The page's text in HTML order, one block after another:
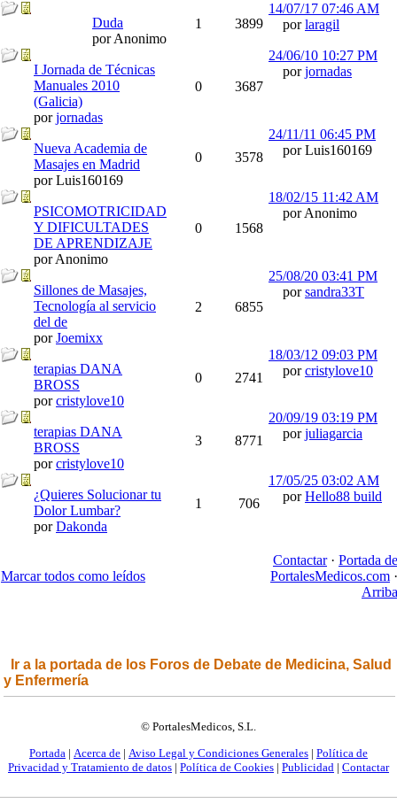
Duda
por Anonimo
1 3899
14/07/17 07:46 AM
porlaragil
I Jornada de Técnicas
Manuales 2010
(Galicia)
porjornadas
0 3687
24/06/10 10:27 PM
porjornadas
Nueva Academia de
Masajes en Madrid
por Luis160169
0 3578
24/11/11 06:45 PM
por Luis160169
PSICOMOTRICIDAD
Y DIFICULTADES
DE APRENDIZAJE
por Anonimo
0 1568
18/02/15 11:42 AM
por Anonimo
Sillones de Masajes,
Tecnología al servicio
del de
porJoemixx
2 6855
25/08/20 03:41 PM
porsandra33T
terapias DANA
BROSS
porcristylove10
0 2741
18/03/12 09:03 PM
porcristylove10
terapias DANA
BROSS
porcristylove10
3 8771
20/09/19 03:19 PM
porjuliagarcia
¿Quieres Solucionar tu
Dolor Lumbar?
porDakonda
1 706
17/05/25 03:02 AM
porHello88 build
Marcar todos como leídos
Contactar· Portada de
PortalesMedicos.com ·
Arriba
Ir a la portada de los Foros de Debate de Medicina, Salud
y Enfermería
© PortalesMedicos, S.L.
Portada | Acerca de | Aviso Legal y Condiciones Generales | Política de
Privacidad y Tratamiento de datos | Política de Cookies | Publicidad | Contactar